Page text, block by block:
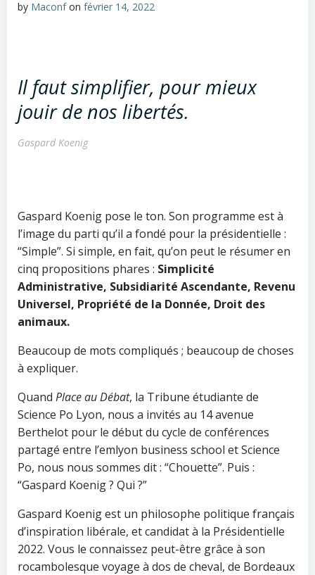
by Maconf on février 14, 2022
Il faut simplifier, pour mieux
jouir de nos libertés.
Gaspard Koenig
Gaspard Koenig pose le ton. Son programme est à
l’image du parti qu’il a fondé pour la présidentielle :
“Simple”. Si simple, en fait, qu’on peut le résumer en
cinq propositions phares : Simplicité
Administrative, Subsidiarité Ascendante, Revenu
Universel, Propriété de la Donnée, Droit des
animaux.
Beaucoup de mots compliqués ; beaucoup de choses
à expliquer.
Quand Place au Débat, la Tribune étudiante de
Science Po Lyon, nous a invités au 14 avenue
Berthelot pour le début du cycle de conférences
partagé entre l’emlyon business school et Science
Po, nous nous sommes dit : “Chouette”. Puis :
“Gaspard Koenig ? Qui ?”
Gaspard Koenig est un philosophe politique français
d’inspiration libérale, et candidat à la Présidentielle
2022. Vous le connaissez peut-être grâce à son
rocambolesque voyage à dos de cheval, de Bordeaux